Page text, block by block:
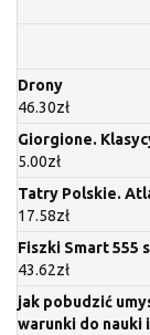
Drony
46.30zł
Giorgione.
5.00zł
Tatry Polskie.
17.58zł
Fiszki Smart 555
43.62zł
jak pobudzić
warunki do nauki